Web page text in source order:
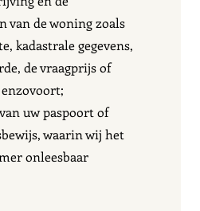
van de woning zoals
kadastrale gegevens,
de vraagprijs of
uw paspoort of
waarin wij het
onleesbaar